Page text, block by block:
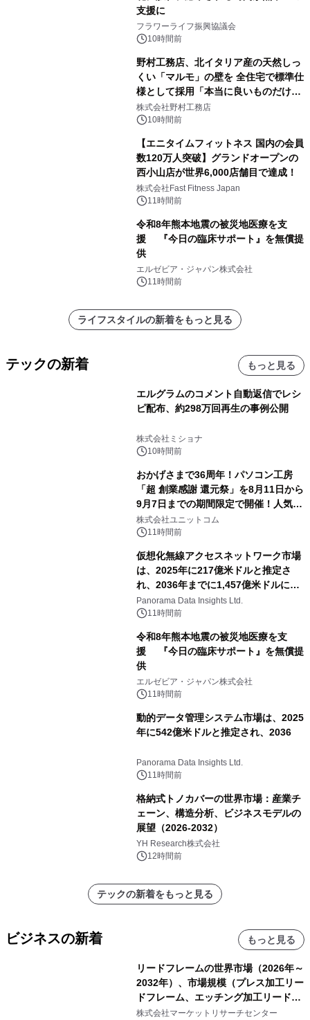
支援に
フラワーライフ振興協議会
10時間前
野村工務店、北イタリア産の天然しっ
くい「マルモ」の壁を 全住宅で標準仕
様として採用「本当に良いものだけに
こだわる」
株式会社野村工務店
10時間前
【エニタイムフィットネス 国内の会員
数120万人突破】グランドオープンの
西小山店が世界6,000店舗目で達成！
株式会社Fast Fitness Japan
11時間前
令和8年熊本地震の被災地医療を支
援 『今日の臨床サポート』を無償提
供
エルゼビア・ジャパン株式会社
11時間前
ライフスタイルの新着をもっと見る
テックの新着 もっと見る
エルグラムのコメント自動返信でレシ
ピ配布、約298万回再生の事例公開
株式会社ミショナ
10時間前
おかげさまで36周年！パソコン工房
「超 創業感謝 還元祭」を8月11日から
9月7日までの期間限定で開催！人気の
ゲーミングPCや高性能ノートPCなど
対象iiyama PCのご購入で最大3万円分
株式会社ユニットコム
11時間前
仮想化無線アクセスネットワーク市場
は、2025年に217億米ドルと推定さ
れ、2036年までに1,457億米ドルに達
すると予測されており、予測期間
（2026年～2036年）
Panorama Data Insights Ltd.
11時間前
令和8年熊本地震の被災地医療を支
援 『今日の臨床サポート』を無償提
供
エルゼビア・ジャパン株式会社
11時間前
動的データ管理システム市場は、2025
年に542億米ドルと推定され、2036
Panorama Data Insights Ltd.
11時間前
格納式トノカバーの世界市場：産業チ
ェーン、構造分析、ビジネスモデルの
展望（2026-2032）
YH Research株式会社
12時間前
テックの新着をもっと見る
ビジネスの新着 もっと見る
リードフレームの世界市場（2026年～
2032年）、市場規模（プレス加工リー
ドフレーム、エッチング加工リードフ
レーム）・分析レポートを発表
株式会社マーケットリサーチセンター